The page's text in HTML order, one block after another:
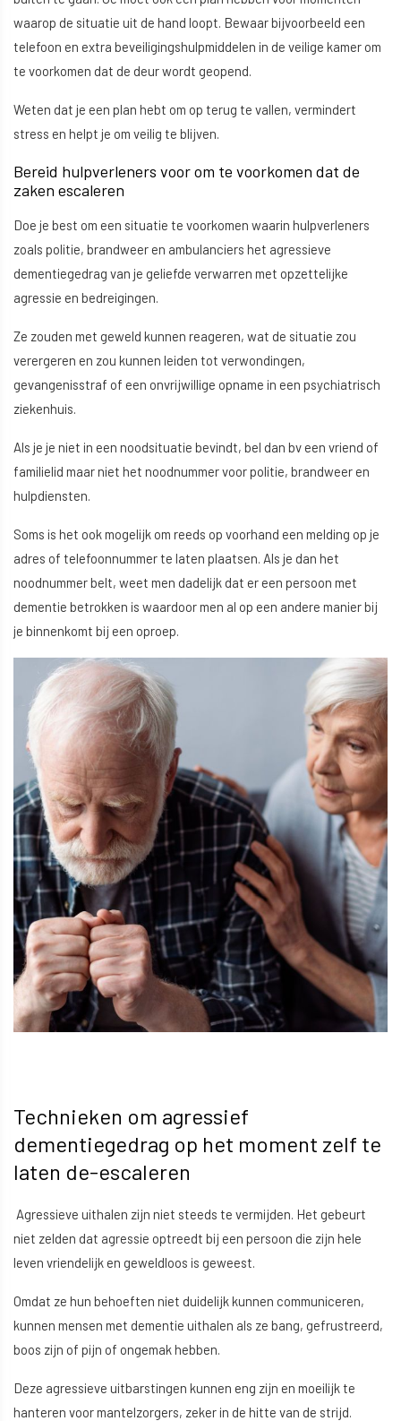
waarop de situatie uit de hand loopt. Bewaar bijvoorbeeld een
telefoon en extra beveiligingshulpmiddelen in de veilige kamer om
te voorkomen dat de deur wordt geopend.
Weten dat je een plan hebt om op terug te vallen, vermindert
stress en helpt je om veilig te blijven.
Bereid hulpverleners voor om te voorkomen dat de
zaken escaleren
Doe je best om een situatie te voorkomen waarin hulpverleners
zoals politie, brandweer en ambulanciers het agressieve
dementiegedrag van je geliefde verwarren met opzettelijke
agressie en bedreigingen.
Ze zouden met geweld kunnen reageren, wat de situatie zou
verergeren en zou kunnen leiden tot verwondingen,
gevangenisstraf of een onvrijwillige opname in een psychiatrisch
ziekenhuis.
Als je je niet in een noodsituatie bevindt, bel dan bv een vriend of
familielid maar niet het noodnummer voor politie, brandweer en
hulpdiensten.
Soms is het ook mogelijk om reeds op voorhand een melding op je
adres of telefoonnummer te laten plaatsen. Als je dan het
noodnummer belt, weet men dadelijk dat er een persoon met
dementie betrokken is waardoor men al op een andere manier bij
je binnenkomt bij een oproep.
Technieken om agressief
dementiegedrag op het moment zelf te
laten de-escaleren
Agressieve uithalen zijn niet steeds te vermijden. Het gebeurt
niet zelden dat agressie optreedt bij een persoon die zijn hele
leven vriendelijk en geweldloos is geweest.
Omdat ze hun behoeften niet duidelijk kunnen communiceren,
kunnen mensen met dementie uithalen als ze bang, gefrustreerd,
boos zijn of pijn of ongemak hebben.
Deze agressieve uitbarstingen kunnen eng zijn en moeilijk te
hanteren voor mantelzorgers, zeker in de hitte van de strijd.